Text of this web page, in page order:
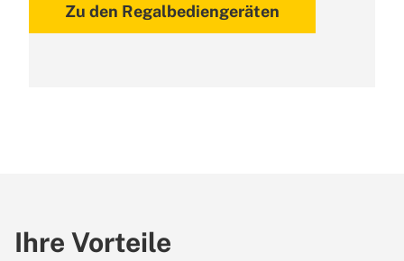
Zu den Regalbediengeräten
Ihre Vorteile